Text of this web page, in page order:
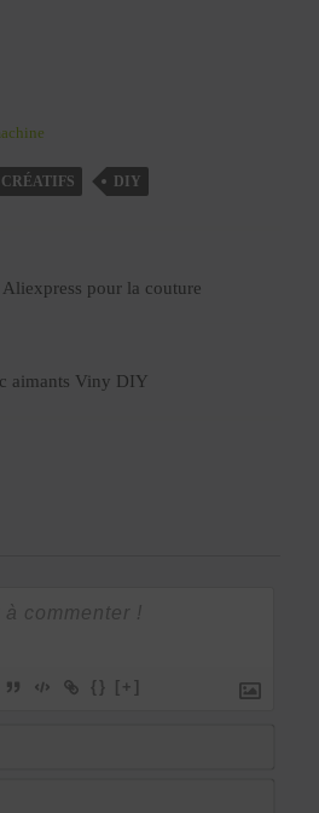
DIY
pour la couture
aimants Viny DIY
{} [+]